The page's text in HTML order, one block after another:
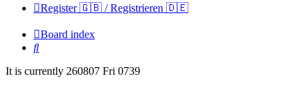
Register 🇬🇧 / Registrieren 🇩🇪
Board index
Search
It is currently 260807 Fri 0739